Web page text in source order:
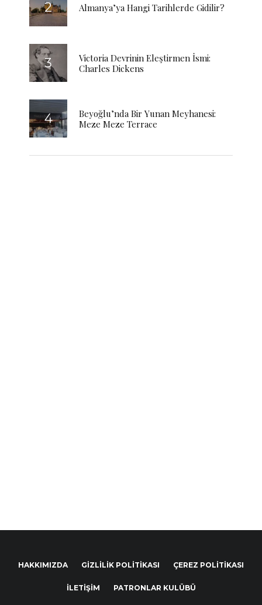
Almanya’ya Hangi Tarihlerde Gidilir?
Victoria Devrinin Eleştirmen İsmi:
Charles Dickens
Beyoğlu’nda Bir Yunan Meyhanesi:
Meze Meze Terrace
HAKKIMIZDA GIZLILIK POLITIKASI ÇEREZ POLITIKASI
İLETIŞIM PATRONLAR KULÜBÜ